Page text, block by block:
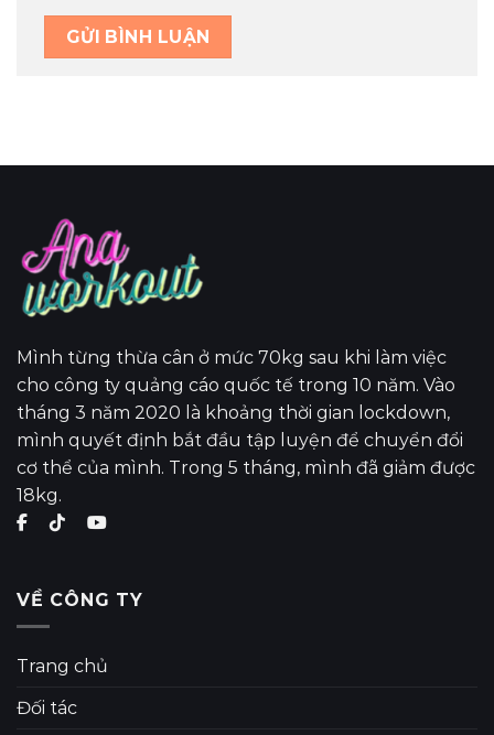
Mình từng thừa cân ở mức 70kg sau khi làm việc
cho công ty quảng cáo quốc tế trong 10 năm. Vào
tháng 3 năm 2020 là khoảng thời gian lockdown,
mình quyết định bắt đầu tập luyện để chuyển đổi
cơ thể của mình. Trong 5 tháng, mình đã giảm được
18kg.
VỀ CÔNG TY
Trang chủ
Đối tác